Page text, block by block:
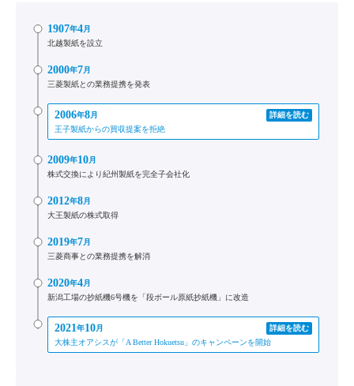
1907年4月
北越製紙を設立
2000年7月
三菱製紙との業務提携を発表
2006年8月
詳細を読む
王子製紙からの買収提案を拒絶
2009年10月
株式交換により紀州製紙を完全子会社化
2012年8月
大王製紙の株式取得
2019年7月
三菱商事との業務提携を解消
2020年4月
新潟工場の抄紙機6号機を「段ボール原紙抄紙機」に改造
2021年10月
詳細を読む
大株主オアシスが「A Better Hokuetsu」のキャンペーンを開始